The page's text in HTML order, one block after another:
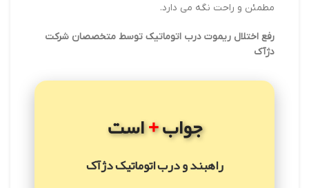
مطمئن و راحت نگه می دارد.
رفع اختلال ریموت درب اتوماتیک توسط متخصصان شرکت
دژآک
جواب+است
راهبند و درب اتوماتیک دژآک